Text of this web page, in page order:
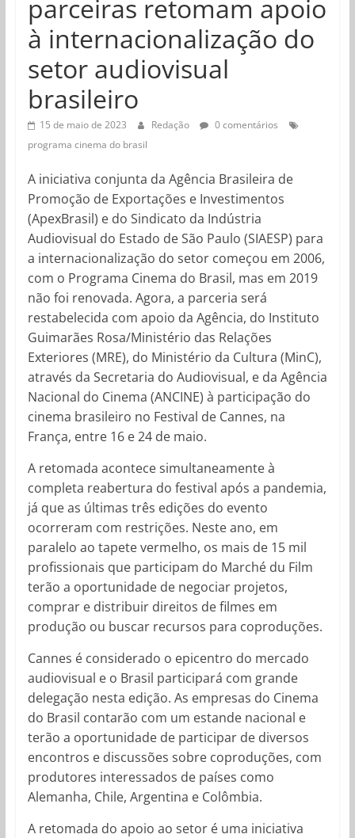
parceiras retomam apoio
à internacionalização do
setor audiovisual
brasileiro
15 de maio de 2023 Redação
0 comentários
programa cinema do brasil
A iniciativa conjunta da Agência Brasileira de
Promoção de Exportações e Investimentos
(ApexBrasil) e do Sindicato da Indústria
Audiovisual do Estado de São Paulo (SIAESP) para
a internacionalização do setor começou em 2006,
com o Programa Cinema do Brasil, mas em 2019
não foi renovada. Agora, a parceria será
restabelecida com apoio da Agência, do Instituto
Guimarães Rosa/Ministério das Relações
Exteriores (MRE), do Ministério da Cultura (MinC),
através da Secretaria do Audiovisual, e da Agência
Nacional do Cinema (ANCINE) à participação do
cinema brasileiro no Festival de Cannes, na
França, entre 16 e 24 de maio.
A retomada acontece simultaneamente à
completa reabertura do festival após a pandemia,
já que as últimas três edições do evento
ocorreram com restrições. Neste ano, em
paralelo ao tapete vermelho, os mais de 15 mil
profissionais que participam do Marché du Film
terão a oportunidade de negociar projetos,
comprar e distribuir direitos de filmes em
produção ou buscar recursos para coproduções.
Cannes é considerado o epicentro do mercado
audiovisual e o Brasil participará com grande
delegação nesta edição. As empresas do Cinema
do Brasil contarão com um estande nacional e
terão a oportunidade de participar de diversos
encontros e discussões sobre coproduções, com
produtores interessados de países como
Alemanha, Chile, Argentina e Colômbia.
A retomada do apoio ao setor é uma iniciativa